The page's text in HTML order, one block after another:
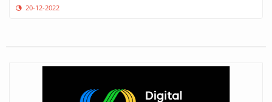
20-12-2022